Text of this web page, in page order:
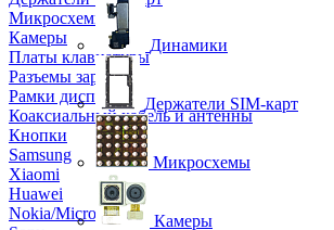
Микросхемы
Камеры
Платы клавиатуры
Разъемы зарядки
Рамки дисплея
Коаксиальный кабель и антенны
Кнопки
Samsung
Xiaomi
Huawei
Nokia/Microsoft
Динамики
Держатели SIM-карт
Микросхемы
Камеры